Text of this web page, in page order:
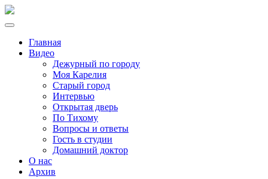
Главная
Видео
Дежурный по городу
Моя Карелия
Старый город
Интервью
Открытая дверь
По Тихому
Вопросы и ответы
Гость в студии
Домашний доктор
О нас
Архив